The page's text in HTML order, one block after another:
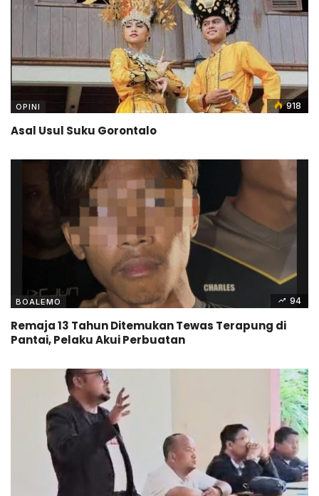
OPINI 918
Asal Usul Suku Gorontalo
BOALEMO 94
Remaja 13 Tahun Ditemukan Tewas Terapung di
Pantai, Pelaku Akui Perbuatan